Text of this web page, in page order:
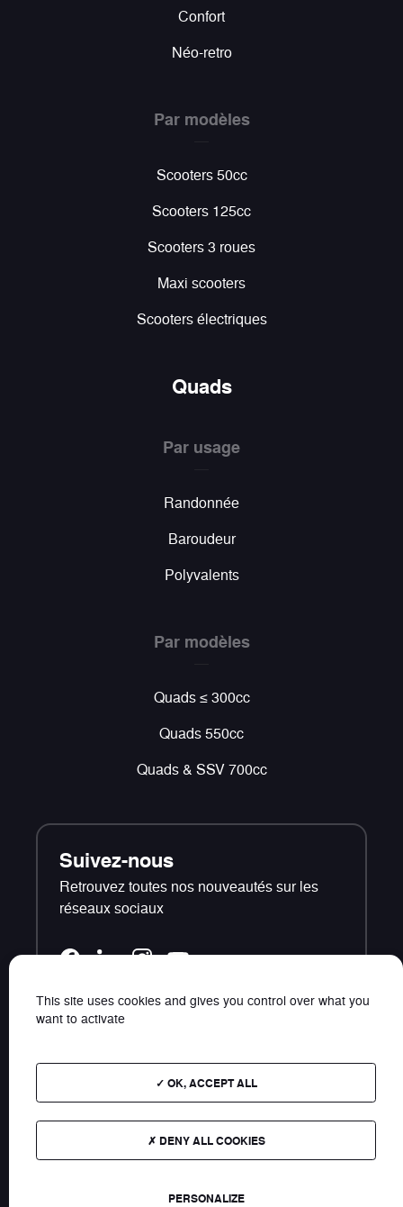
Confort
Néo-retro
Par modèles
Scooters 50cc
Scooters 125cc
Scooters 3 roues
Maxi scooters
Scooters électriques
Quads
Par usage
Randonnée
Baroudeur
Polyvalents
Par modèles
Quads ≤ 300cc
Quads 550cc
Quads & SSV 700cc
Suivez-nous
Retrouvez toutes nos nouveautés sur les
réseaux sociaux
Plan du site
présents sur ce site s'entendent TTC public
conseillés.
Tous droits réservés KYMCO 2026
This site uses cookies and gives you control over what you
want to activate
OK, ACCEPT ALL
DENY ALL COOKIES
PERSONALIZE